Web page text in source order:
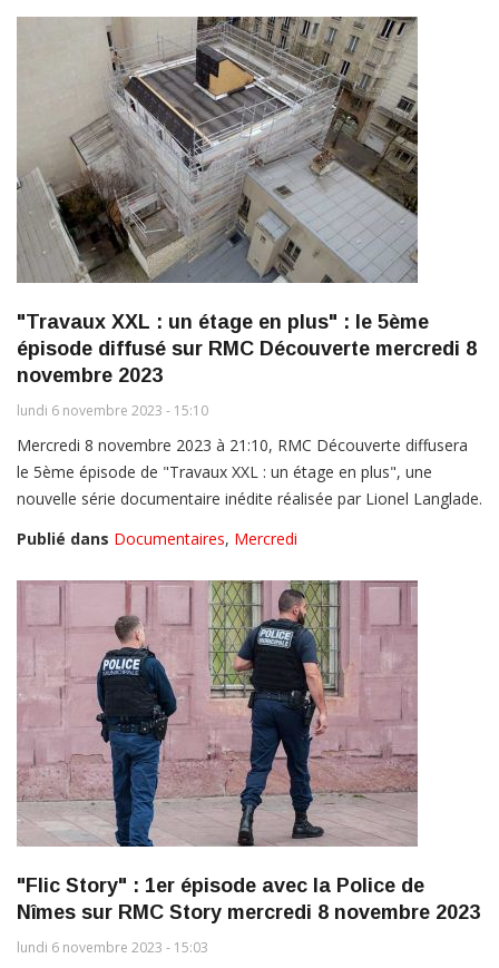
"Travaux XXL : un étage en plus" : le 5ème
épisode diffusé sur RMC Découverte mercredi 8
novembre 2023
lundi 6 novembre 2023 - 15:10
Mercredi 8 novembre 2023 à 21:10, RMC Découverte diffusera
le 5ème épisode de "Travaux XXL : un étage en plus", une
nouvelle série documentaire inédite réalisée par Lionel Langlade.
Publié dans Documentaires, Mercredi
"Flic Story" : 1er épisode avec la Police de
Nîmes sur RMC Story mercredi 8 novembre 2023
lundi 6 novembre 2023 - 15:03